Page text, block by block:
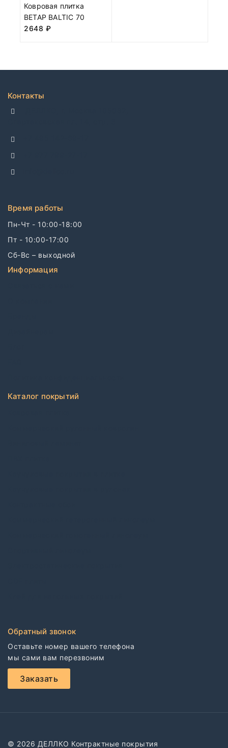
Ковровая плитка
BETAP BALTIC 70
2648 ₽
Контакты
Время работы
Пн-Чт - 10:00-18:00
Пт - 10:00-17:00
Сб-Вс – выходной
Информация
Каталог покрытий
Обратный звонок
Оставьте номер вашего телефона
мы сами вам перезвоним
Заказать
© 2026 ДЕЛЛКО Контрактные покрытия